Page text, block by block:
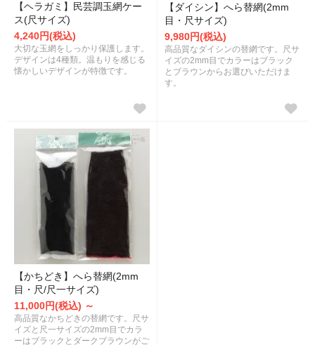
【ヘラガミ】民芸調玉網ケー
ス(尺サイズ)
4,240円(税込)
大切な玉網をしっかり保護します。
デザインは4種類。温もりを感じる
懐かしいデザインが特徴です。
【ダイシン】へら替網(2mm
目・尺サイズ)
9,980円(税込)
高品質なダイシンの替網です。尺サ
イズの2mm目でカラーはブラック
とブラウンからお選びいただけま
す。
【かちどき】へら替網(2mm
目・尺/尺一サイズ)
11,000円(税込) ～
高品質なかちどきの替網です。尺サ
イズと尺一サイズの2mm目でカラ
ーはブラックとダークブラウンがご